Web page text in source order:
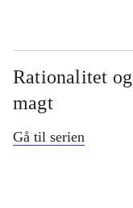
Rationalitet og
magt
Gå til serien